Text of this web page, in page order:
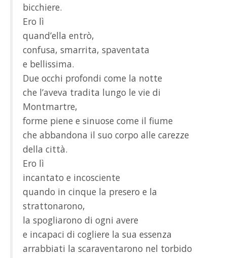
bicchiere.
Ero lì
quand’ella entrò,
confusa, smarrita, spaventata
e bellissima.
Due occhi profondi come la notte
che l’aveva tradita lungo le vie di
Montmartre,
forme piene e sinuose come il fiume
che abbandona il suo corpo alle carezze
della città.
Ero lì
incantato e incosciente
quando in cinque la presero e la
strattonarono,
la spogliarono di ogni avere
e incapaci di cogliere la sua essenza
arrabbiati la scaraventarono nel torbido